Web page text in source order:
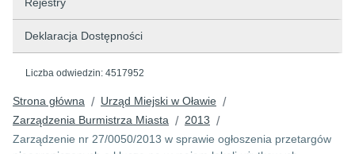
Deklaracja Dostępności
Liczba odwiedzin: 4517952
Strona główna / Urząd Miejski w Oławie /
Zarządzenia Burmistrza Miasta / 2013 /
Zarządzenie nr 27/0050/2013 w sprawie ogłoszenia przetargów